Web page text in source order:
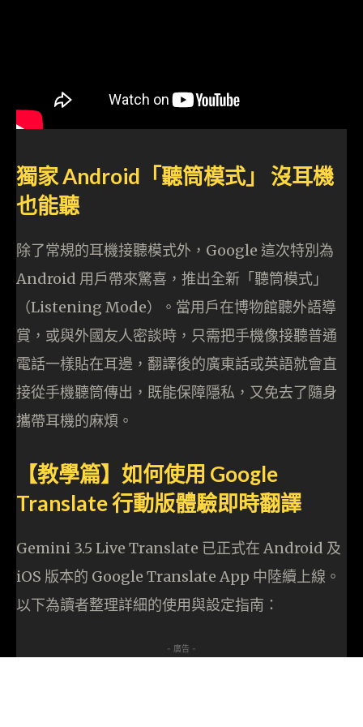
獨家 Android「聽筒模式」 沒耳機
也能聽
除了常規的耳機接聽模式外，Google 這次特別為
Android 用戶帶來驚喜，推出全新「聽筒模式」
（Listening Mode）。當用戶在博物館聽外語導
賞，或與外國友人密談時，只需把手機像接聽普通
電話一樣貼在耳邊，翻譯後的廣東話或英語就會直
接從手機聽筒傳出，既能保障隱私，又免去了隨身
攜帶耳機的麻煩。
【教學篇】如何使用 Google
Translate 行動版體驗即時翻譯
Gemini 3.5 Live Translate 已正式在 Android 及
iOS 版本的 Google Translate App 中陸續上線。
以下為讀者整理詳細的使用與設定指南：
- 廣告 -